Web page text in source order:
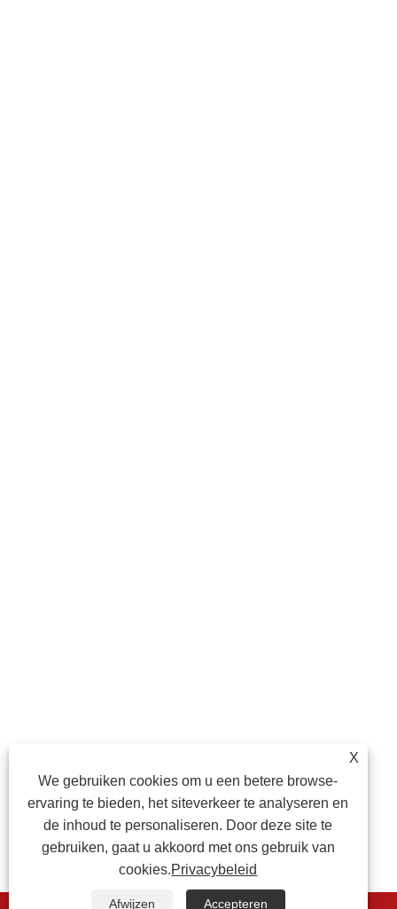
X
We gebruiken cookies om u een betere browse-
ervaring te bieden, het siteverkeer te analyseren en
de inhoud te personaliseren. Door deze site te
gebruiken, gaat u akkoord met ons gebruik van
cookies.Privacybeleid
Afwijzen Accepteren